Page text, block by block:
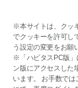
※本サイトは、クッ
でクッキーを許可し
う設定の変更をお願
※「ハピタスPC版」
ン版にアクセスした
います。 お手数で